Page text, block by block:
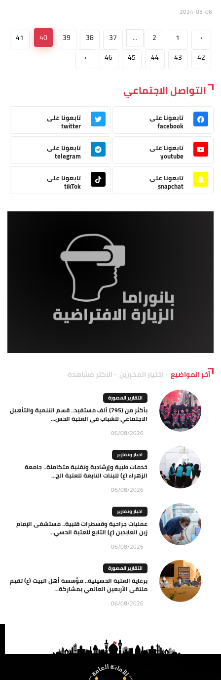
‹
1
2
...
37
38
39
40
41
42
43
44
45
46
›
التواصل الاجتماعي
تابعونا على
facebook
تابعونا على
twitter
تابعونا على
youtube
تابعونا على
telegram
تابعونا على
snapchat
تابعونا على
tikTok
آخر المواضيع اختيار المحررين الاكثر مشاهدة
التقارير المصورة
بأكثر من (795) ألف مستفيد.. قسم التنمية والتأهيل
الاجتماعي للشباب في العتبة الحس...
06/08/2026
اخبار وتقارير
خدمات طبية وإرشادية وتقنية متكاملة.. جامعة
الزهراء (ع) للبنات التابعة للعتبة الح...
06/08/2026
اخبار وتقارير
عمليات جراحية وقسطرات قلبية.. مستشفى الإمام
زين العابدين (ع) التابع للعتبة الحسي...
06/08/2026
التقارير المصورة
برعاية العتبة الحسينية.. مؤسسة أهل البيت (ع) تقيم
ملتقى الأربعين العالمي بمشاركة...
06/08/2026